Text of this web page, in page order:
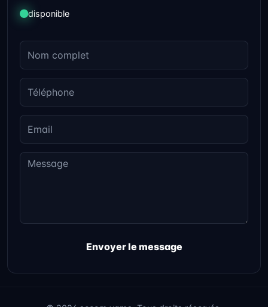
disponible
Envoyer le message